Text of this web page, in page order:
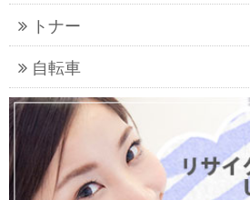
トナー
自転車